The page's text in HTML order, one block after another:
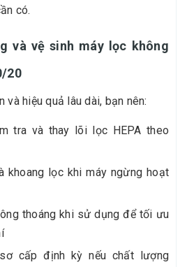
có.
và vệ sinh máy lọc không
20
và hiệu quả lâu dài, bạn nên:
tra và thay lõi lọc HEPA theo
khoang lọc khi máy ngừng hoạt
thoáng khi sử dụng để tối ưu
cấp định kỳ nếu chất lượng